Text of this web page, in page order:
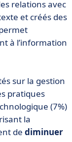
relations avec
et créés des
à l’information
sur la gestion
pratiques
(7%)
la
de diminuer